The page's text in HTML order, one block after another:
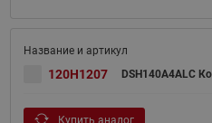
120H1207 DSH140A4ALC
Купить аналог